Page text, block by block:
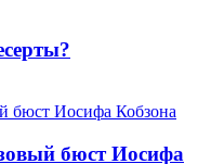
бюст Иосифа